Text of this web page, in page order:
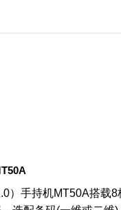
）手持机MT50A搭载